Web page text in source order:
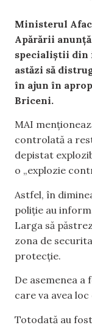
Ministerul
Apărării
specialiștii din
astăzi să
în ajun în
Briceni.
MAI
controlată a
depistat
o „explozie
Astfel, în
poliție au
Larga să
zona de
protecție.
De asemenea
care va avea
Totodată au